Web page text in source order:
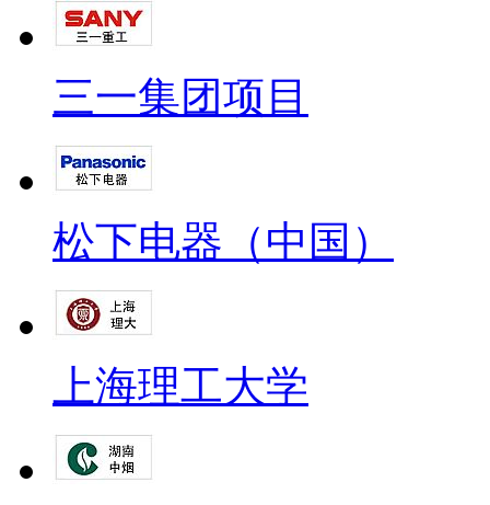
三一集团项目
松下电器（中国）
上海理工大学